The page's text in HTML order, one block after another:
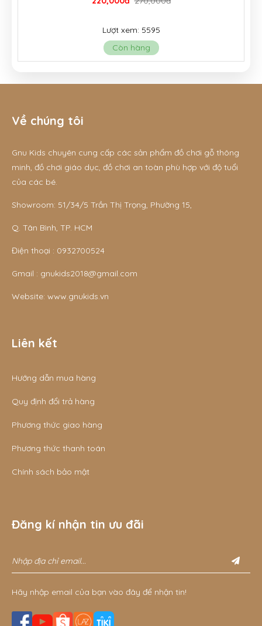
Về chúng tôi
Gnu Kids chuyên cung cấp các sản phẩm đồ chơi gỗ thông
minh, đồ chơi giáo dục, đồ chơi an toàn phù hợp với độ tuổi
của các bé.
Showroom: 51/34/5 Trần Thị Trọng, Phường 15,
Q. Tân Bình, TP. HCM
Điện thoại : 0932700524
Gmail : gnukids2018@gmail.com
Website: www.gnukids.vn
Liên kết
Hướng dẫn mua hàng
Quy định đổi trả hàng
Phương thức giao hàng
Phương thức thanh toán
Chính sách bảo mật
Đăng kí nhận tin ưu đãi
Hãy nhập email của bạn vào đây để nhận tin!